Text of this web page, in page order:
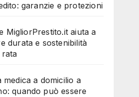
garanzie e protezioni
MigliorPrestito.it aiuta a
durata e sostenibilità
rata
medica a domicilio a
quando può essere